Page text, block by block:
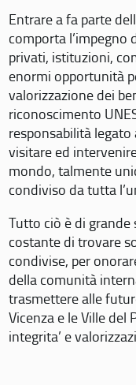
Entrare a fa parte
comporta l’impegno
privati, istituzioni,
enormi opportunità
valorizzazione dei
riconoscimento
responsabilità legato
visitare ed
mondo, talmente
condiviso da tutta
Tutto ciò è di
costante di trovare
condivise, per
della comunità
trasmettere alle
Vicenza e le Ville del
integrita’ e